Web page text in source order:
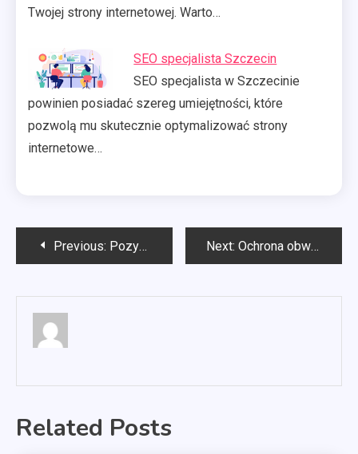
Twojej strony internetowej. Warto…
SEO specjalista Szczecin
SEO specjalista w Szczecinie
powinien posiadać szereg umiejętności, które
pozwolą mu skutecznie optymalizować strony
internetowe…
Nawigacja
Previous: Pozycjonowanie seo Łódź Next: Ochrona obwodowa obiektu
Related Posts